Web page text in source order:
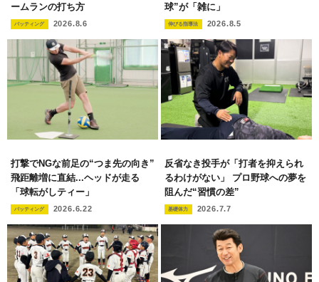
ームランの打ち方
バッティング 2026.8.6
球”が「雑に」
伸びる指導法 2026.8.5
打撃でNGな前足の“つま先の向き”
飛距離増に直結...ヘッドが走る
「球転がしティー」
バッティング 2026.6.22
反省なき投手が「打者を抑えられ
るわけがない」 プロ野球への夢を
阻んだ“習慣の差”
基礎体力 2026.7.7